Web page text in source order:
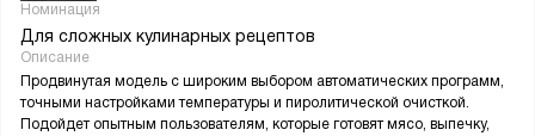
Номинация
Для сложных кулинарных рецептов
Описание
Продвинутая модель с широким выбором автоматических программ,
точными настройками температуры и пиролитической очисткой.
Подойдет опытным пользователям, которые готовят мясо, выпечку,